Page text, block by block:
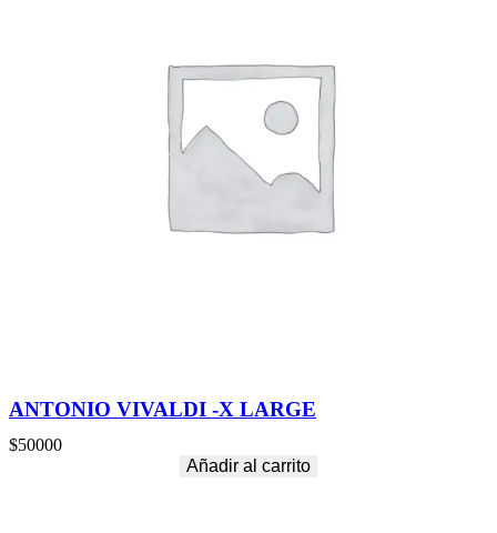
ANTONIO VIVALDI -X LARGE
$50000
Añadir al carrito